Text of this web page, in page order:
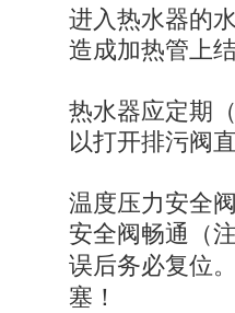
进入热水器的
造成加热管上
热水器应定期
以打开排污阀
温度压力安全
安全阀畅通（
误后务必复位
塞！